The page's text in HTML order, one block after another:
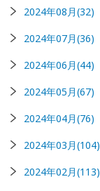
2024年08月(32)
2024年07月(36)
2024年06月(44)
2024年05月(67)
2024年04月(76)
2024年03月(104)
2024年02月(113)